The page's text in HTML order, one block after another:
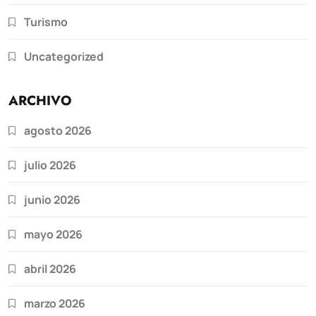
Turismo
Uncategorized
ARCHIVO
agosto 2026
julio 2026
junio 2026
mayo 2026
abril 2026
marzo 2026